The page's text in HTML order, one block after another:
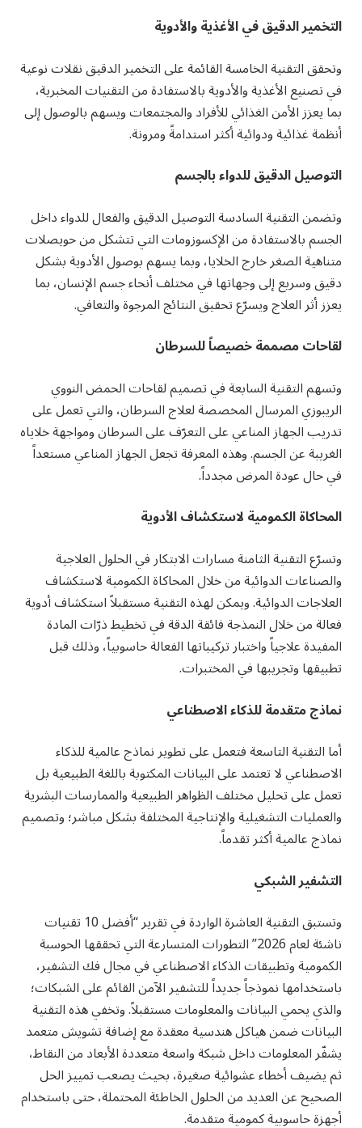
التخمير الدقيق في الأغذية والأدوية
وتحقق التقنية الخامسة القائمة على التخمير الدقيق نقلات نوعية
في تصنيع الأغذية والأدوية بالاستفادة من التقنيات المخبرية،
بما يعزز الأمن الغذائي للأفراد والمجتمعات ويسهم بالوصول إلى
أنظمة غذائية ودوائية أكثر استدامةً ومرونة.
التوصيل الدقيق للدواء بالجسم
وتضمن التقنية السادسة التوصيل الدقيق والفعال للدواء داخل
الجسم بالاستفادة من الإكسوزومات التي تتشكل من حويصلات
متناهية الصغر خارج الخلايا، وبما يسهم بوصول الأدوية بشكل
دقيق وسريع إلى وجهاتها في مختلف أنحاء جسم الإنسان، بما
يعزز أثر العلاج ويسرّع تحقيق النتائج المرجوة والتعافي.
لقاحات مصممة خصيصاً للسرطان
وتسهم التقنية السابعة في تصميم لقاحات الحمض النووي
الريبوزي المرسال المخصصة لعلاج السرطان، والتي تعمل على
تدريب الجهاز المناعي على التعرّف على السرطان ومواجهة خلاياه
الغريبة عن الجسم. وهذه المعرفة تجعل الجهاز المناعي مستعداً
في حال عودة المرض مجدداً.
المحاكاة الكمومية لاستكشاف الأدوية
وتسرّع التقنية الثامنة مسارات الابتكار في الحلول العلاجية
والصناعات الدوائية من خلال المحاكاة الكمومية لاستكشاف
العلاجات الدوائية. ويمكن لهذه التقنية مستقبلاً استكشاف أدوية
فعالة من خلال النمذجة فائقة الدقة في تخطيط ذرّات المادة
المفيدة علاجياً واختبار تركيباتها الفعالة حاسوبياً، وذلك قبل
تطبيقها وتجريبها في المختبرات.
نماذج متقدمة للذكاء الاصطناعي
أما التقنية التاسعة فتعمل على تطوير نماذج عالمية للذكاء
الاصطناعي لا تعتمد على البيانات المكتوبة باللغة الطبيعية بل
تعمل على تحليل مختلف الظواهر الطبيعية والممارسات البشرية
والعمليات التشغيلية والإنتاجية المختلفة بشكل مباشر؛ وتصميم
نماذج عالمية أكثر تقدماً.
التشفير الشبكي
وتستبق التقنية العاشرة الواردة في تقرير “أفضل 10 تقنيات
ناشئة لعام 2026” التطورات المتسارعة التي تحققها الحوسبة
الكمومية وتطبيقات الذكاء الاصطناعي في مجال فك التشفير،
باستخدامها نموذجاً جديداً للتشفير الآمن القائم على الشبكات؛
والذي يحمي البيانات والمعلومات مستقبلاً. وتخفي هذه التقنية
البيانات ضمن هياكل هندسية معقدة مع إضافة تشويش متعمد
يشفّر المعلومات داخل شبكة واسعة متعددة الأبعاد من النقاط،
ثم يضيف أخطاء عشوائية صغيرة، بحيث يصعب تمييز الحل
الصحيح عن العديد من الحلول الخاطئة المحتملة، حتى باستخدام
أجهزة حاسوبية كمومية متقدمة.